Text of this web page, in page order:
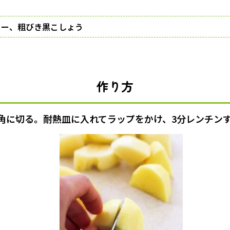
、粗びき黒こしょう
作り方
切る。耐熱皿に入れてラップをかけ、3分レンチンす